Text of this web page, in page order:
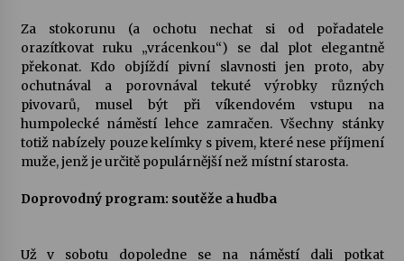
Za kulturou kousek za Humpolec. V Želivě ožije
odkaz Josefa Čapka
13. 7. 2026
Varhanní recitál Michala Novenka v Klášteře
Želiv
3. 7. 2026
Petr Adamec – Malovaný svět
Za stokorunu (a ochotu nechat si od pořadatele
orazítkovat ruku „vrácenkou“) se dal plot elegantně
překonat. Kdo objíždí pivní slavnosti jen proto, aby
ochutnával a porovnával tekuté výrobky různých
pivovarů, musel být při víkendovém vstupu na
humpolecké náměstí lehce zamračen. Všechny stánky
totiž nabízely pouze kelímky s pivem, které nese příjmení
muže, jenž je určitě populárnější než místní starosta.
Doprovodný program: soutěže a hudba
Už v sobotu dopoledne se na náměstí dali potkat